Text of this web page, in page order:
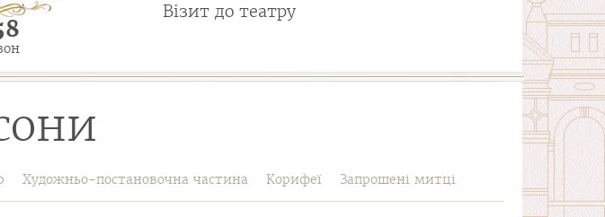
Візит до театру
Художньо-постановочна частина Корифеї Запрошені митці